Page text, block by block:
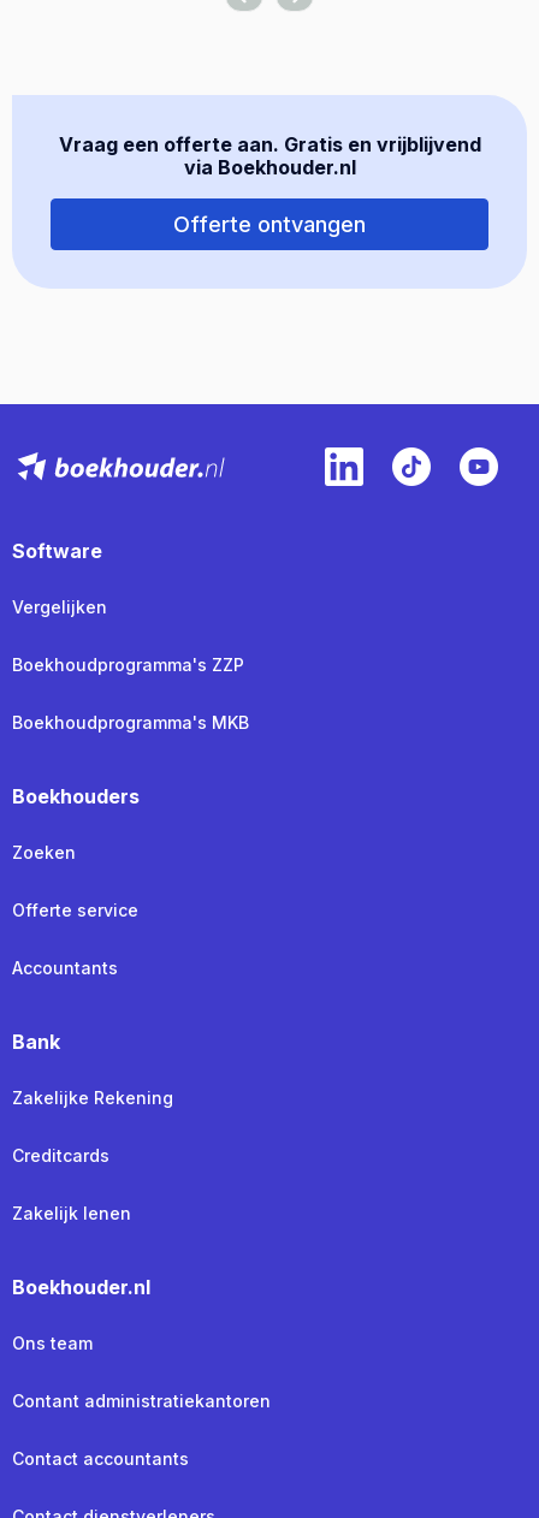
Vraag een offerte aan. Gratis en vrijblijvend
via Boekhouder.nl
Offerte ontvangen
Software
Vergelijken
Boekhoudprogramma's ZZP
Boekhoudprogramma's MKB
Boekhouders
Zoeken
Offerte service
Accountants
Bank
Zakelijke Rekening
Creditcards
Zakelijk lenen
Boekhouder.nl
Ons team
Contant administratiekantoren
Contact accountants